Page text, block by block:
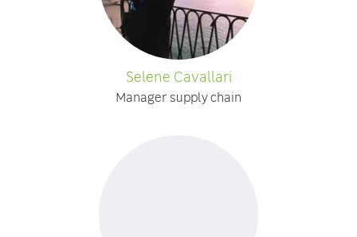
Selene Cavallari
Manager supply chain